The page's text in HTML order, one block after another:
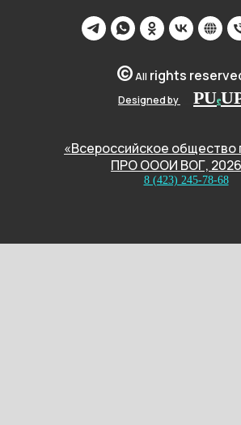
©All rights
Designed by PUeU
«Всероссийское общество
ПРО ОООИ ВОГ, 2026
8 (423) 245-78-68